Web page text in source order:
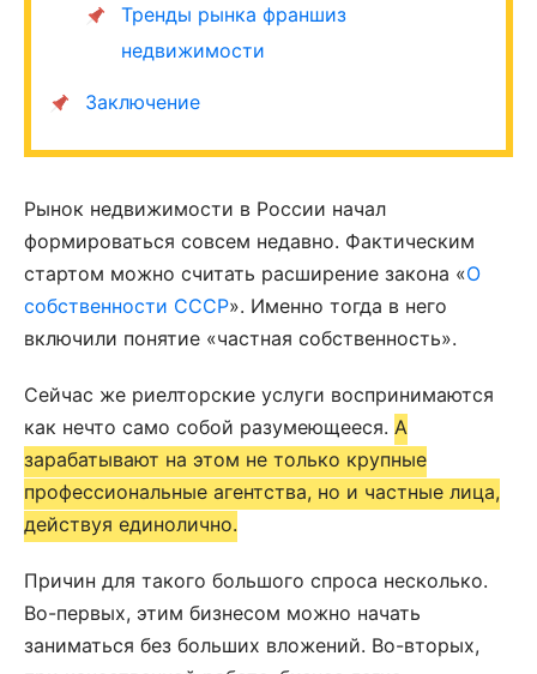
Тренды рынка франшиз
недвижимости
Заключение
Рынок недвижимости в России начал
формироваться совсем недавно. Фактическим
стартом можно считать расширение закона «О
собственности СССР». Именно тогда в него
включили понятие «частная собственность».
Сейчас же риелторские услуги воспринимаются
как нечто само собой разумеющееся. А
зарабатывают на этом не только крупные
профессиональные агентства, но и частные лица,
действуя единолично.
Причин для такого большого спроса несколько.
Во-первых, этим бизнесом можно начать
заниматься без больших вложений. Во-вторых,